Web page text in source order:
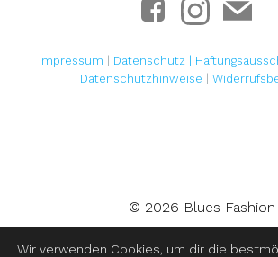
Impressum Datenschutz |
Datenschutzhinweise
© 2026 Blues Fashion
Wir verwenden Cookies, um dir die